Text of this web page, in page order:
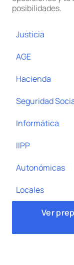
posibilidades.
Justicia
AGE
Hacienda
Seguridad
Informática
IIPP
Autonómicas
Locales
Ver